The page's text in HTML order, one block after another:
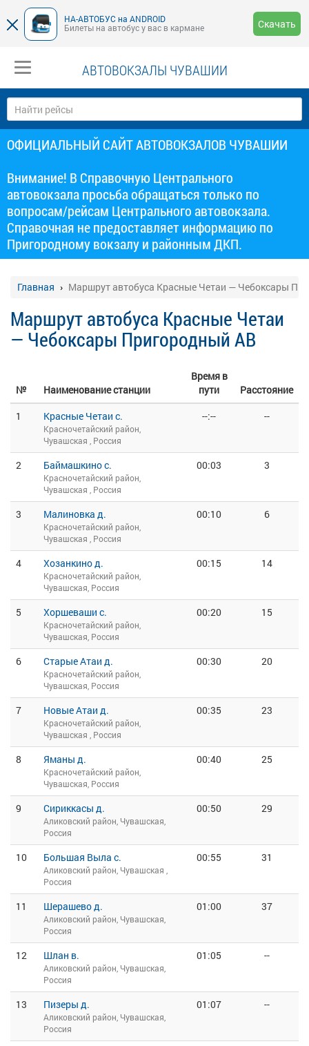
НА-АВТОБУС на ANDROID
Билеты на автобус у вас в кармане
Скачать
АВТОВОКЗАЛЫ ЧУВАШИИ
ОФИЦИАЛЬНЫЙ САЙТ АВТОВОКЗАЛОВ ЧУВАШИИ
Внимание! В Справочную Центрального
автовокзала просьба обращаться только по
вопросам/рейсам Центрального автовокзала.
Справочная не предоставляет информацию по
Пригородному вокзалу и районным ДКП.
Главная Маршрут автобуса Красные Четаи — Чебоксары
Маршрут автобуса Красные Четаи
— Чебоксары Пригородный АВ
№ Наименование станции
Время в
пути
Расстояние
1
Красные Четаи с.
Красночетайский район,
Чувашская , Россия
--:-- --
2 Баймашкино с.
Красночетайский район,
Чувашская , Россия
00:03 3
3 Малиновка д.
Красночетайский район,
Чувашская , Россия
00:10 6
4 Хозанкино д.
Красночетайский район,
Чувашская, Россия
00:15 14
5 Хоршеваши с.
Красночетайский район,
Чувашская, Россия
00:20 15
6 Старые Атаи д.
Красночетайский район,
Чувашская, Россия
00:30 20
7 Новые Атаи д.
Красночетайский район,
Чувашская , Россия
00:35 23
8 Яманы д.
Красночетайский район,
Чувашская, Россия
00:40 25
9 Сириккасы д.
Аликовский район, Чувашская,
Россия
00:50 29
10 Большая Выла с.
Аликовский район, Чувашская ,
Россия
00:55 31
11 Шерашево д.
Аликовский район, Чувашская,
Россия
01:00 37
12 Шлан в.
Аликовский район, Чувашская,
Россия
01:05 --
13 Пизеры д.
Аликовский район, Чувашская,
Россия
01:07 --